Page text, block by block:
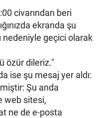
civarından beri
ekranda şu
nedeniyle geçici olarak
özür dileriz."
ise şu mesaj yer aldı:
Şu anda
web sitesi,
ne de e-posta